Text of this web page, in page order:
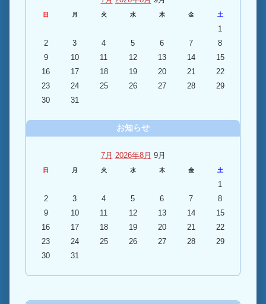
日 月 火 水 木 金 土
1
2
3 4 5 6 7
8
9
10 11 12 13 14
15
16
17 18 19 20 21
22
23
24 25 26 27 28
29
30
31
お知らせ
7月 2026年8月 9月
日 月 火 水 木 金 土
1
2
3 4 5 6 7
8
9
10 11 12 13 14
15
16
17 18 19 20 21
22
23
24 25 26 27 28
29
30
31